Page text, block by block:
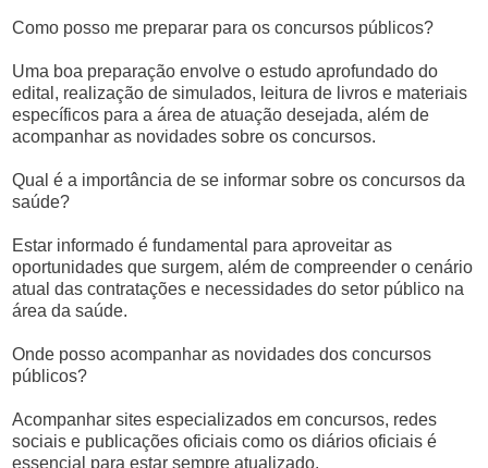
Como posso me preparar para os concursos públicos?
Uma boa preparação envolve o estudo aprofundado do
edital, realização de simulados, leitura de livros e materiais
específicos para a área de atuação desejada, além de
acompanhar as novidades sobre os concursos.
Qual é a importância de se informar sobre os concursos da
saúde?
Estar informado é fundamental para aproveitar as
oportunidades que surgem, além de compreender o cenário
atual das contratações e necessidades do setor público na
área da saúde.
Onde posso acompanhar as novidades dos concursos
públicos?
Acompanhar sites especializados em concursos, redes
sociais e publicações oficiais como os diários oficiais é
essencial para estar sempre atualizado.